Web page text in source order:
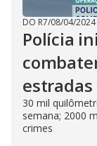
DO R7/08/04/2024
Polícia
estradas
30 mil
semana; 2000
crimes